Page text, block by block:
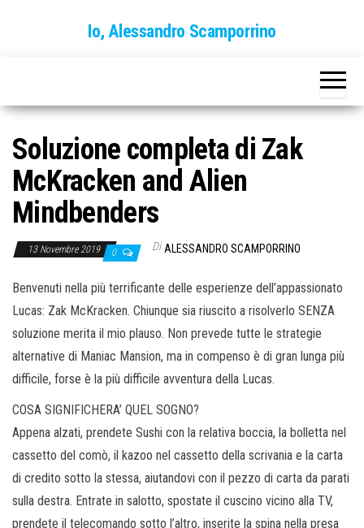
Io, Alessandro Scamporrino
Soluzione completa di Zak
McKracken and Alien
Mindbenders
13 Novembre 2019 0 Di ALESSANDRO SCAMPORRINO
Benvenuti nella più terrificante delle esperienze dell’appassionato
Lucas: Zak McKracken. Chiunque sia riuscito a risolverlo SENZA
soluzione merita il mio plauso. Non prevede tutte le strategie
alternative di Maniac Mansion, ma in compenso è di gran lunga più
difficile, forse è la più difficile avventura della Lucas.
COSA SIGNIFICHERA’ QUEL SOGNO?
Appena alzati, prendete Sushi con la relativa boccia, la bolletta nel
cassetto del comò, il kazoo nel cassetto della scrivania e la carta
di credito sotto la stessa, aiutandovi con il pezzo di carta da parati
sulla destra. Entrate in salotto, spostate il cuscino vicino alla TV,
prendete il telecomando sotto l’altro, inserite la spina nella presa